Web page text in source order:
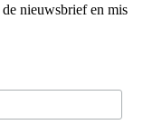
nieuwsbrief en mis